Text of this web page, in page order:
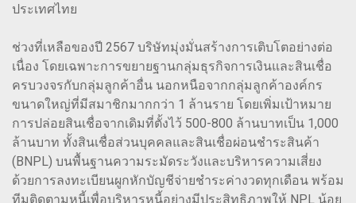
ประเทศไทย
ช่วงที่เหลือของปี 2567 บริษัทมุ่งมั่นสร้างการเติบโตอย่างต่อ
เนื่อง โดยเฉพาะการขยายฐานกลุ่มธุรกิจการเงินและสินเชื่อ
ครบวงจรกับกลุ่มลูกค้าอื่น นอกหนือจากกลุ่มลูกค้าองค์กร
ขนาดใหญ่ที่มีสมาชิกมากกว่า 1 ล้านราย โดยเพิ่มเป้าหมาย
การปล่อยสินเชื่อจากเดิมที่ตั้งไว้ 500-800 ล้านบาทเป็น 1,000
ล้านบาท ทั้งสินเชื่อส่วนบุคคลและสินเชื่อผ่อนชำระสินค้า
(BNPL) บนพื้นฐานความระมัดระวังและบริหารความเสี่ยง
ด้วยการลงทะเบียนผูกหักบัญชีจ่ายชำระค่างวดทุกเดือน พร้อม
ทีมติดตามหนี้เพื่อบริหารหนี้อย่างมีประสิทธิภาพให้ NPL น้อย